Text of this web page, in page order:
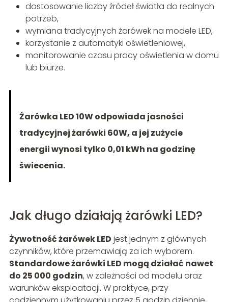
dostosowanie liczby źródeł światła do realnych
potrzeb,
wymiana tradycyjnych żarówek na modele LED,
korzystanie z automatyki oświetleniowej,
monitorowanie czasu pracy oświetlenia w domu
lub biurze.
Żarówka LED 10W odpowiada jasności
tradycyjnej żarówki 60W, a jej zużycie
energii wynosi tylko 0,01 kWh na godzinę
świecenia.
Jak długo działają żarówki LED?
Żywotność żarówek LED jest jednym z głównych
czynników, które przemawiają za ich wyborem.
Standardowe żarówki LED mogą działać nawet
do 25 000 godzin, w zależności od modelu oraz
warunków eksploatacji. W praktyce, przy